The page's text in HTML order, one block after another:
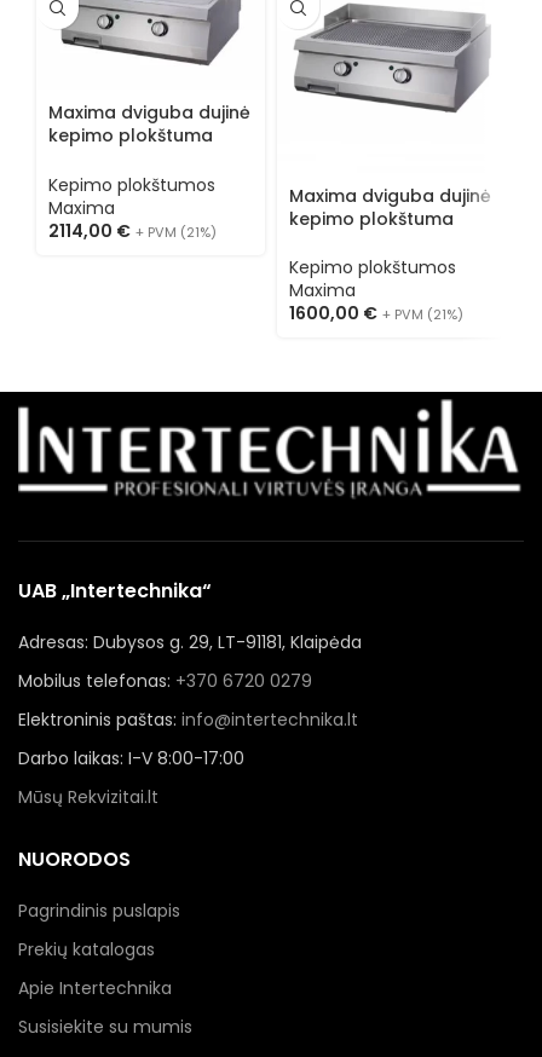
Maxima dviguba dujinė
kepimo plokštuma
Kepimo plokštumos
Maxima
2114,00 € + PVM (21%)
Maxima dviguba dujinė
kepimo plokštuma
Kepimo plokštumos
Maxima
1600,00 € + PVM (21%)
UAB „Intertechnika“
Adresas: Dubysos g. 29, LT-91181, Klaipėda
Mobilus telefonas: +370 6720 0279
Elektroninis paštas: info@intertechnika.lt
Darbo laikas: I-V 8:00-17:00
Mūsų Rekvizitai.lt
NUORODOS
Pagrindinis puslapis
Prekių katalogas
Apie Intertechnika
Susisiekite su mumis